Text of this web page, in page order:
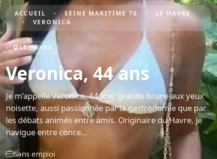
ACCUEIL SEINE MARITIME 76
LE HAVRE
VERONICA
LE HAVRE
Veronica, 44 ans
Je m’appelle Veronica, 44 ans, grande brune aux yeux
noisette, aussi passionnée par la gastronomie que par
les débats animés entre amis. Originaire du Havre, je
navigue entre conce…
Sans emploi